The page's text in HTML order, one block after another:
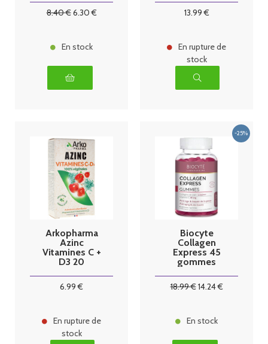
8.40€6.30€
En stock
Croquer
13.99€
En rupture de
stock
Arkopharma
Azinc
Vitamines C +
D3 20
Effervescents
6.99 €
En rupture de
stock
Biocyte
Collagen
Express 45
gommes
18.99€14.24€
En stock